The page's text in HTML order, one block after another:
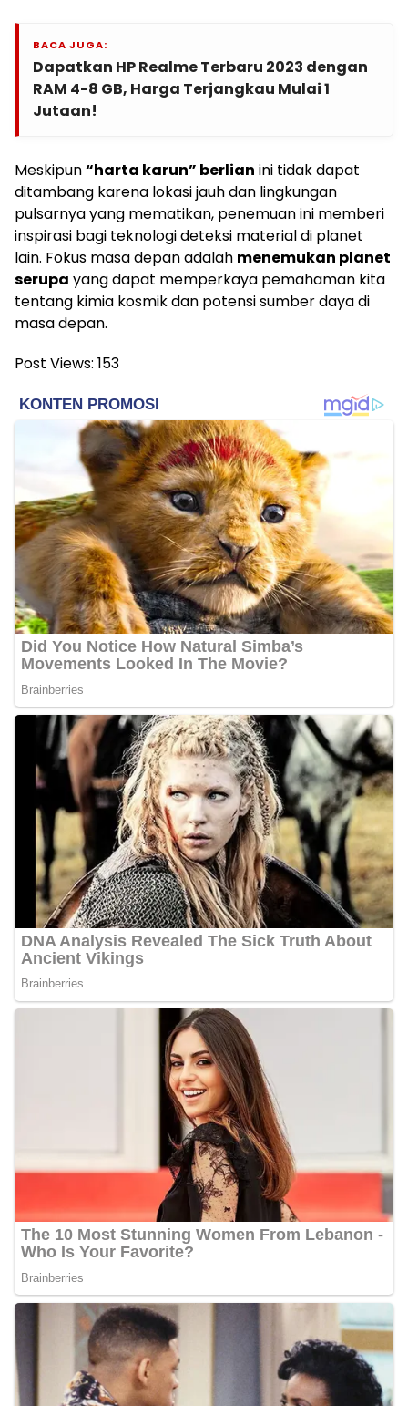
BACA JUGA:
Dapatkan HP Realme Terbaru 2023 dengan
RAM 4-8 GB, Harga Terjangkau Mulai 1
Jutaan!
Meskipun“harta karun” berlian ini tidak dapat
ditambang karena lokasi jauh dan lingkungan
pulsarnya yang mematikan, penemuan ini memberi
inspirasi bagi teknologi deteksi material di planet
lain. Fokus masa depan adalah menemukan planet
serupa yang dapat memperkaya pemahaman kita
tentang kimia kosmik dan potensi sumber daya di
masa depan.
Post Views: 153